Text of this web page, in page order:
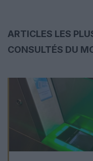
ARTICLES LES
CONSULTÉS DU